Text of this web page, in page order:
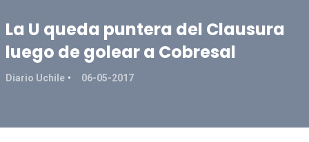
La U queda puntera del Clausura
luego de golear a Cobresal
Diario Uchile 06-05-2017